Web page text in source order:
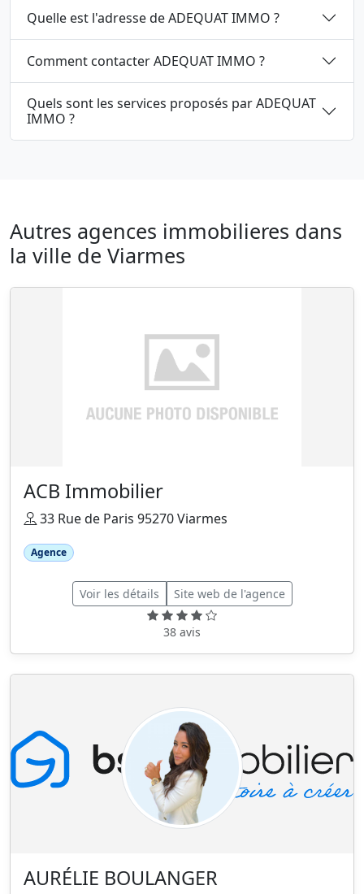
Quelle est l'adresse de ADEQUAT IMMO ?
Comment contacter ADEQUAT IMMO ?
Quels sont les services proposés par ADEQUAT
IMMO ?
Autres agences immobilieres dans
la ville de Viarmes
ACB Immobilier
33 Rue de Paris 95270 Viarmes
Agence
Voir les détails Site web de l'agence
38 avis
AURÉLIE BOULANGER